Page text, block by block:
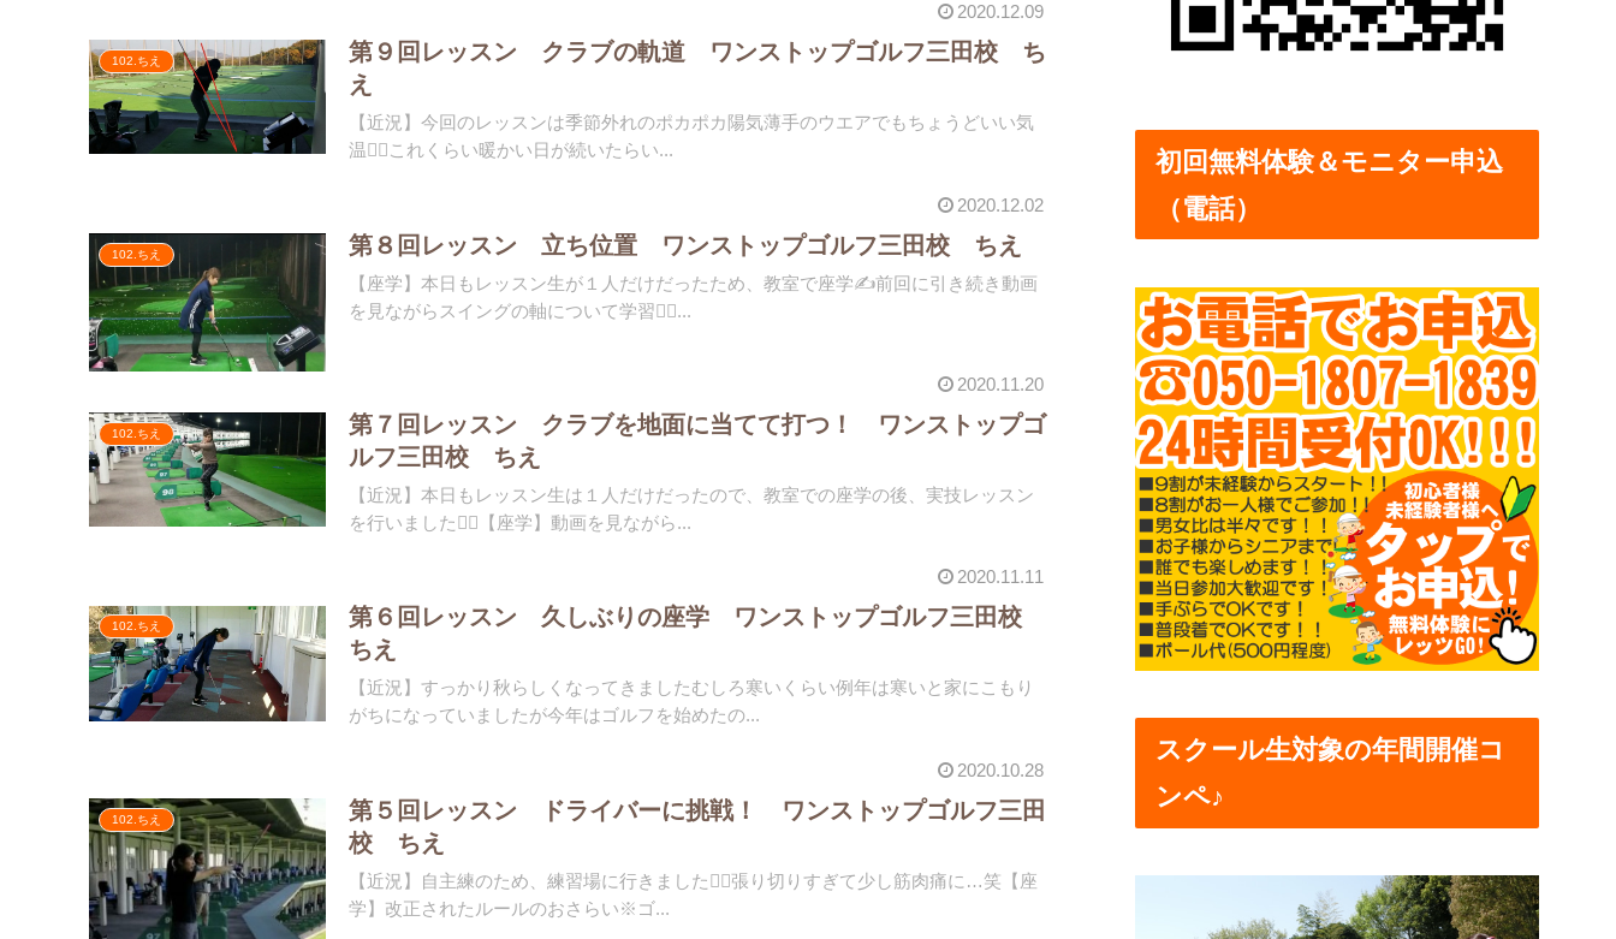
2020.12.09
102.ちえ
第９回レッスン クラブの軌道 ワンストップゴルフ三田校 ち
え
【近況】今回のレッスンは季節外れのポカポカ陽気️薄手のウエアでもちょうどいい気
温🏌️‍♀️これくらい暖かい日が続いたらい...
2020.12.02
102.ちえ 第８回レッスン 立ち位置 ワンストップゴルフ三田校 ちえ
【座学】本日もレッスン生が１人だけだったため、教室で座学✍️前回に引き続き動画
を見ながらスイングの軸について学習🏌️‍♀...
2020.11.20
102.ちえ
第７回レッスン クラブを地面に当てて打つ！ ワンストップゴ
ルフ三田校 ちえ
【近況】本日もレッスン生は１人だけだったので、教室での座学の後、実技レッスン
を行いました🏌️‍♀️【座学】動画を見ながら...
2020.11.11
102.ちえ
第６回レッスン 久しぶりの座学 ワンストップゴルフ三田校
ちえ
【近況】すっかり秋らしくなってきましたむしろ寒いくらい例年は寒いと家にこもり
がちになっていましたが今年はゴルフを始めたの...
2020.10.28
102.ちえ
第５回レッスン ドライバーに挑戦！ ワンストップゴルフ三田
校 ちえ
【近況】自主練のため、練習場に行きました🏌️‍♀️張り切りすぎて少し筋肉痛に…笑【座
学】改正されたルールのおさらい️※ゴ...
初回無料体験＆モニター申込
（電話）
スクール生対象の年間開催コ
ンペ♪